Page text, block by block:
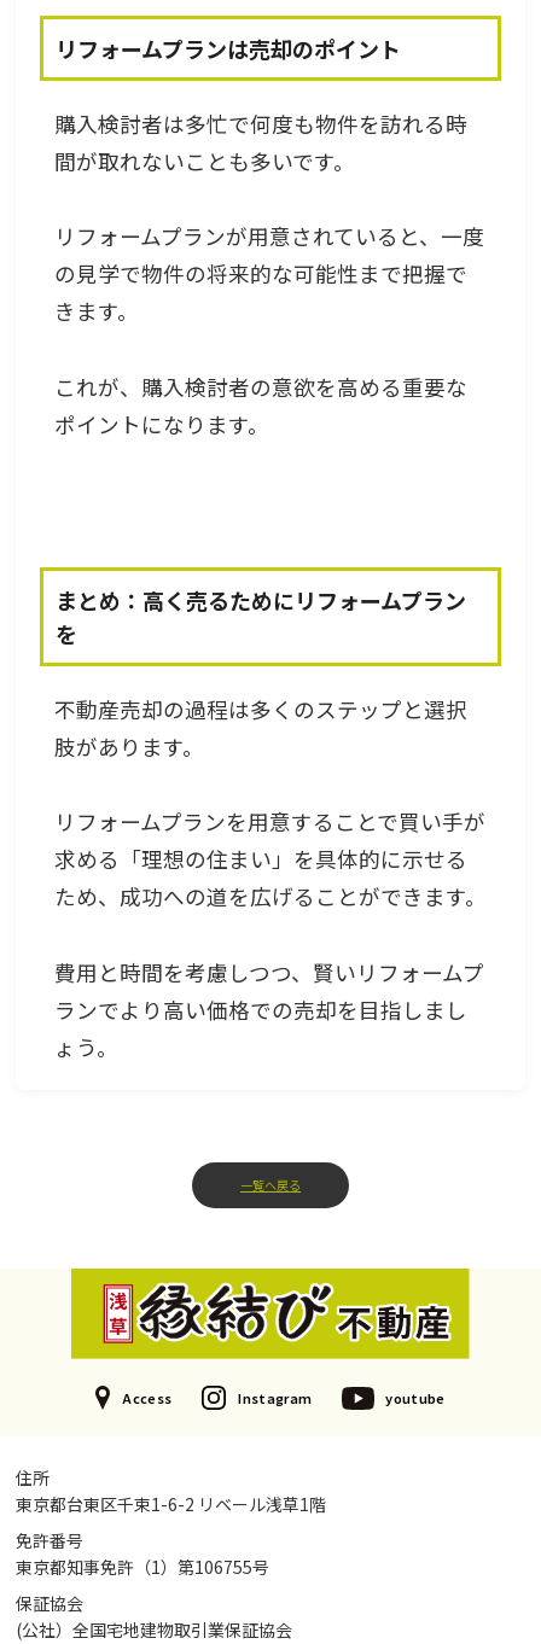
リフォームプランは売却のポイント
購入検討者は多忙で何度も物件を訪れる時
間が取れないことも多いです。
リフォームプランが用意されていると、一度
の見学で物件の将来的な可能性まで把握で
きます。
これが、購入検討者の意欲を高める重要な
ポイントになります。
まとめ：高く売るためにリフォームプラン
を
不動産売却の過程は多くのステップと選択
肢があります。
リフォームプランを用意することで買い手が
求める「理想の住まい」を具体的に示せる
ため、成功への道を広げることができます。
費用と時間を考慮しつつ、賢いリフォームプ
ランでより高い価格での売却を目指しまし
ょう。
一覧へ戻る
Access Instagram youtube
住所
東京都台東区千束1-6-2 リベール浅草1階
免許番号
東京都知事免許（1）第106755号
保証協会
(公社）全国宅地建物取引業保証協会